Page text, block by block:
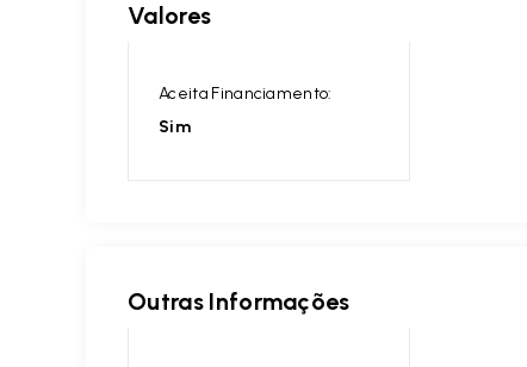
Valores
Aceita Financiamento:
Sim
Outras Informações